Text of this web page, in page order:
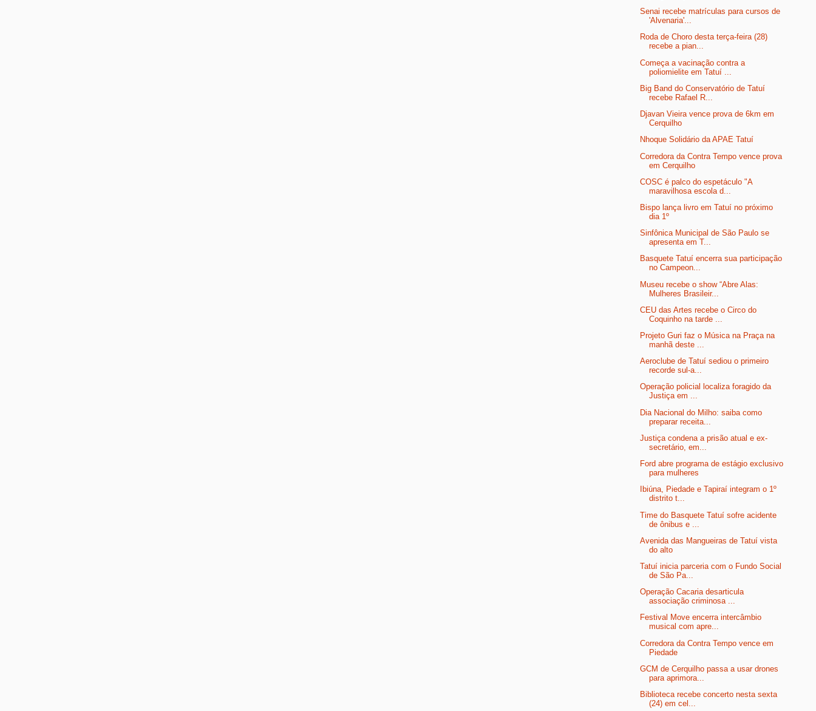
Senai recebe matrículas para cursos de
'Alvenaria'...
Roda de Choro desta terça-feira (28)
recebe a pian...
Começa a vacinação contra a
poliomielite em Tatuí ...
Big Band do Conservatório de Tatuí
recebe Rafael R...
Djavan Vieira vence prova de 6km em
Cerquilho
Nhoque Solidário da APAE Tatuí
Corredora da Contra Tempo vence prova
em Cerquilho
COSC é palco do espetáculo "A
maravilhosa escola d...
Bispo lança livro em Tatuí no próximo
dia 1º
Sinfônica Municipal de São Paulo se
apresenta em T...
Basquete Tatuí encerra sua participação
no Campeon...
Museu recebe o show “Abre Alas:
Mulheres Brasileir...
CEU das Artes recebe o Circo do
Coquinho na tarde ...
Projeto Guri faz o Música na Praça na
manhã deste ...
Aeroclube de Tatuí sediou o primeiro
recorde sul-a...
Operação policial localiza foragido da
Justiça em ...
Dia Nacional do Milho: saiba como
preparar receita...
Justiça condena a prisão atual e ex-
secretário, em...
Ford abre programa de estágio exclusivo
para mulheres
Ibiúna, Piedade e Tapiraí integram o 1º
distrito t...
Time do Basquete Tatuí sofre acidente
de ônibus e ...
Avenida das Mangueiras de Tatuí vista
do alto
Tatuí inicia parceria com o Fundo Social
de São Pa...
Operação Cacaria desarticula
associação criminosa ...
Festival Move encerra intercâmbio
musical com apre...
Corredora da Contra Tempo vence em
Piedade
GCM de Cerquilho passa a usar drones
para aprimora...
Biblioteca recebe concerto nesta sexta
(24) em cel...